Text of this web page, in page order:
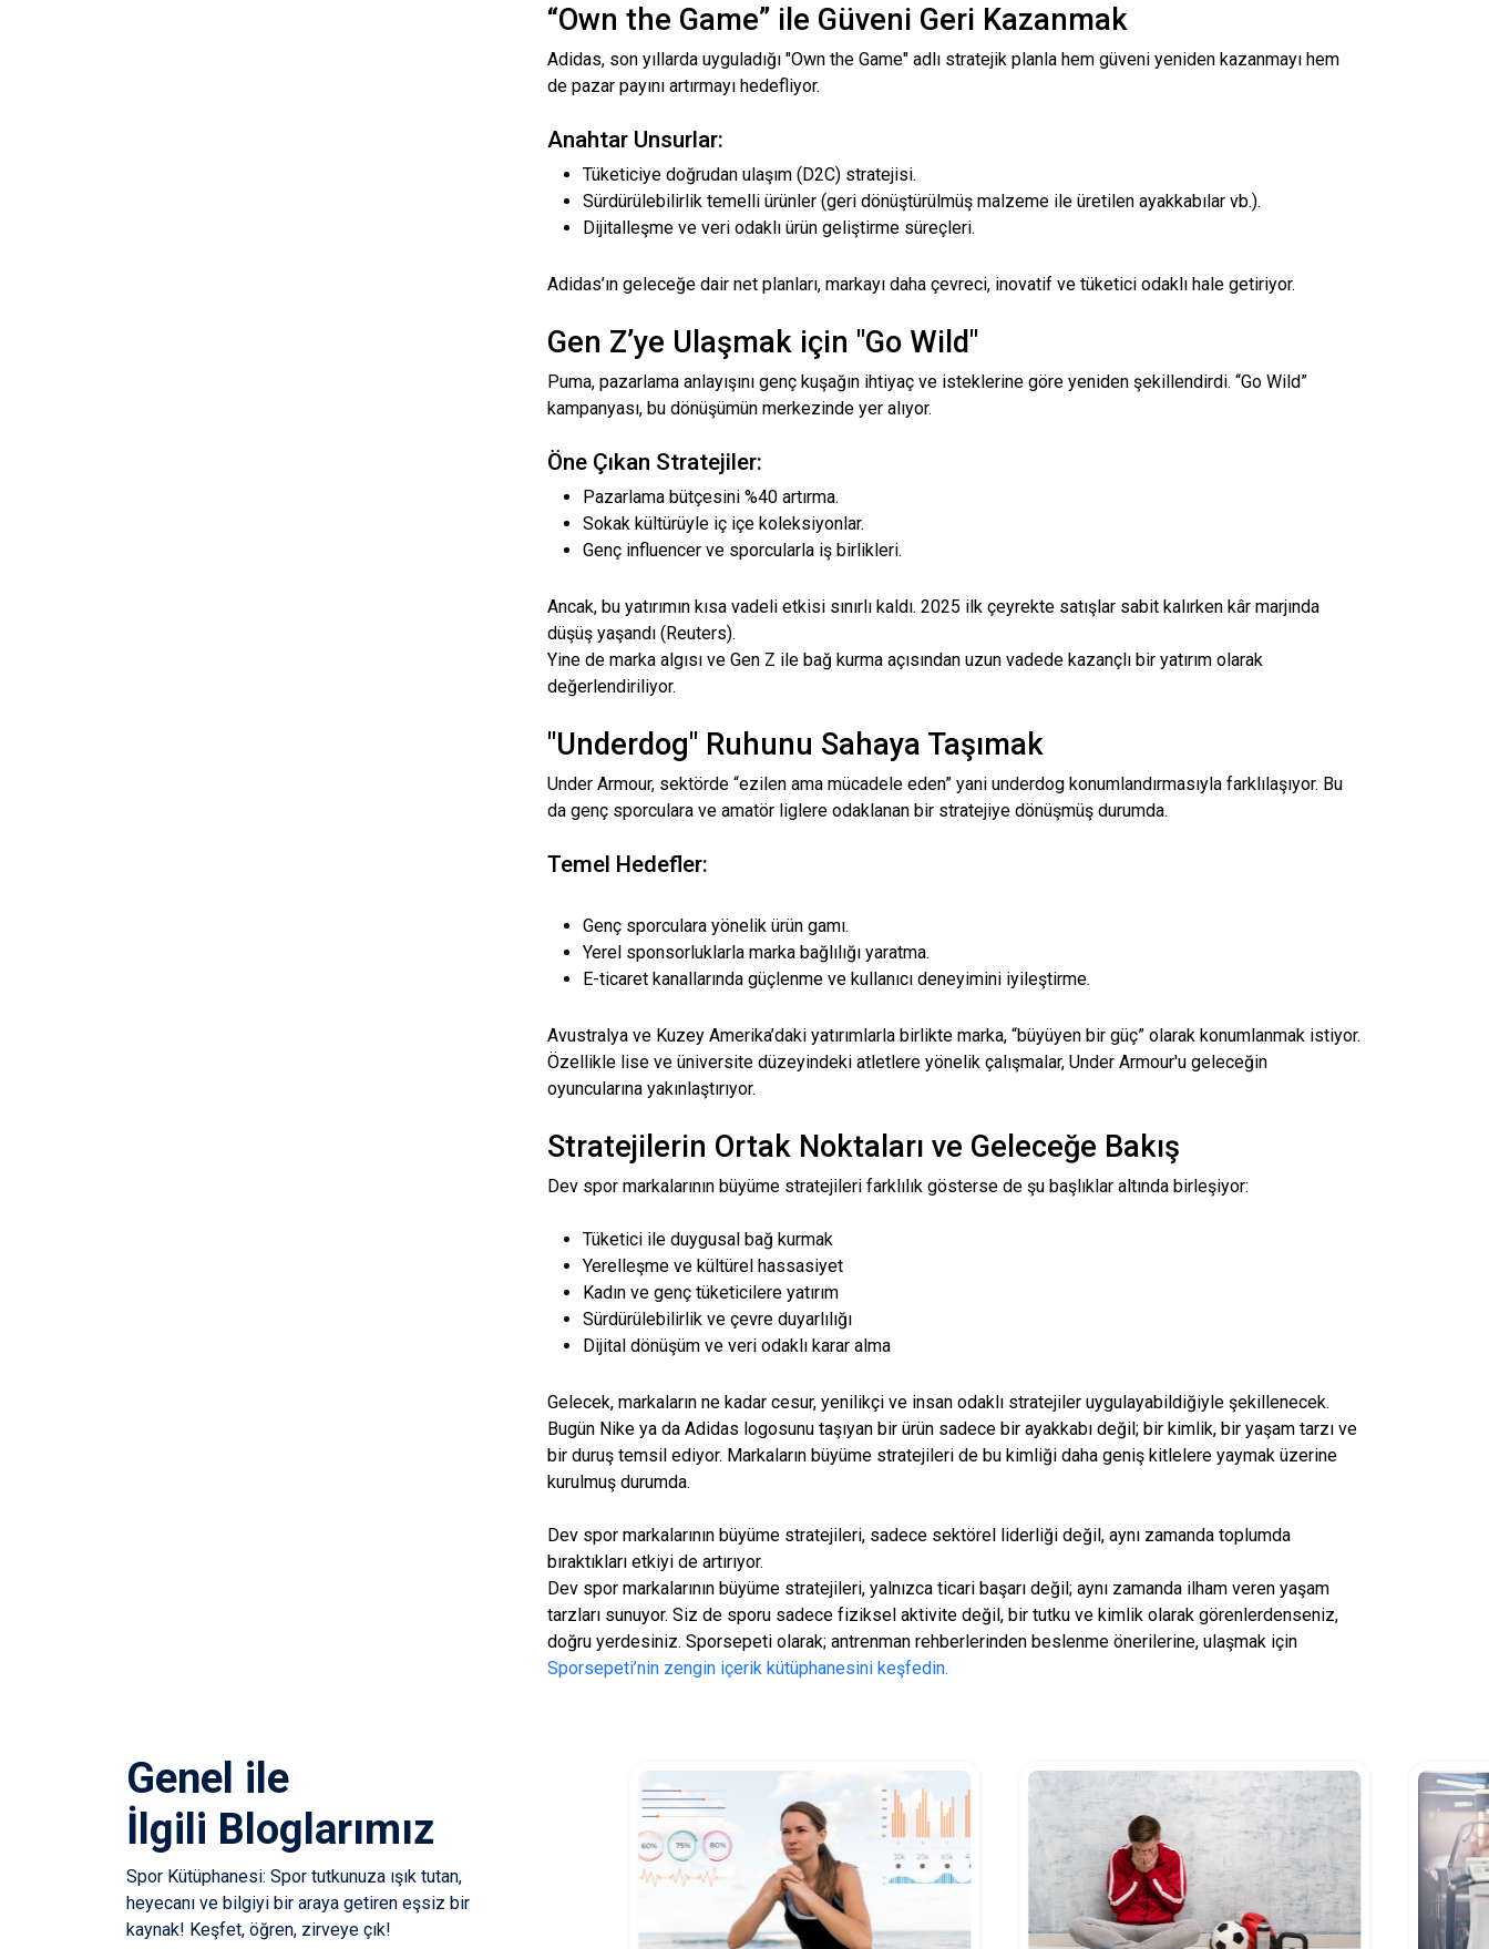
“Own the Game” ile Güveni Geri Kazanmak
Adidas, son yıllarda uyguladığı "Own the Game" adlı stratejik planla hem güveni yeniden kazanmayı hem
de pazar payını artırmayı hedefliyor.
Anahtar Unsurlar:
Tüketiciye doğrudan ulaşım (D2C) stratejisi.
Sürdürülebilirlik temelli ürünler (geri dönüştürülmüş malzeme ile üretilen ayakkabılar vb.).
Dijitalleşme ve veri odaklı ürün geliştirme süreçleri.
Adidas’ın geleceğe dair net planları, markayı daha çevreci, inovatif ve tüketici odaklı hale getiriyor.
Gen Z’ye Ulaşmak için "Go Wild"
Puma, pazarlama anlayışını genç kuşağın ihtiyaç ve isteklerine göre yeniden şekillendirdi. “Go Wild”
kampanyası, bu dönüşümün merkezinde yer alıyor.
Öne Çıkan Stratejiler:
Pazarlama bütçesini %40 artırma.
Sokak kültürüyle iç içe koleksiyonlar.
Genç influencer ve sporcularla iş birlikleri.
Ancak, bu yatırımın kısa vadeli etkisi sınırlı kaldı. 2025 ilk çeyrekte satışlar sabit kalırken kâr marjında
düşüş yaşandı (Reuters).
Yine de marka algısı ve Gen Z ile bağ kurma açısından uzun vadede kazançlı bir yatırım olarak
değerlendiriliyor.
"Underdog" Ruhunu Sahaya Taşımak
Under Armour, sektörde “ezilen ama mücadele eden” yani underdog konumlandırmasıyla farklılaşıyor. Bu
da genç sporculara ve amatör liglere odaklanan bir stratejiye dönüşmüş durumda.
Temel Hedefler:
Genç sporculara yönelik ürün gamı.
Yerel sponsorluklarla marka bağlılığı yaratma.
E-ticaret kanallarında güçlenme ve kullanıcı deneyimini iyileştirme.
Avustralya ve Kuzey Amerika’daki yatırımlarla birlikte marka, “büyüyen bir güç” olarak konumlanmak istiyor.
Özellikle lise ve üniversite düzeyindeki atletlere yönelik çalışmalar, Under Armour'u geleceğin
oyuncularına yakınlaştırıyor.
Stratejilerin Ortak Noktaları ve Geleceğe Bakış
Dev spor markalarının büyüme stratejileri farklılık gösterse de şu başlıklar altında birleşiyor:
Tüketici ile duygusal bağ kurmak
Yerelleşme ve kültürel hassasiyet
Kadın ve genç tüketicilere yatırım
Sürdürülebilirlik ve çevre duyarlılığı
Dijital dönüşüm ve veri odaklı karar alma
Gelecek, markaların ne kadar cesur, yenilikçi ve insan odaklı stratejiler uygulayabildiğiyle şekillenecek.
Bugün Nike ya da Adidas logosunu taşıyan bir ürün sadece bir ayakkabı değil; bir kimlik, bir yaşam tarzı ve
bir duruş temsil ediyor. Markaların büyüme stratejileri de bu kimliği daha geniş kitlelere yaymak üzerine
kurulmuş durumda.
Dev spor markalarının büyüme stratejileri, sadece sektörel liderliği değil, aynı zamanda toplumda
bıraktıkları etkiyi de artırıyor.
Dev spor markalarının büyüme stratejileri, yalnızca ticari başarı değil; aynı zamanda ilham veren yaşam
tarzları sunuyor. Siz de sporu sadece fiziksel aktivite değil, bir tutku ve kimlik olarak görenlerdenseniz,
doğru yerdesiniz. Sporsepeti olarak; antrenman rehberlerinden beslenme önerilerine, ulaşmak için
Sporsepeti’nin zengin içerik kütüphanesini keşfedin.
Genel ile
İlgili Bloglarımız
Spor Kütüphanesi: Spor tutkunuza ışık tutan,
heyecanı ve bilgiyi bir araya getiren eşsiz bir
kaynak! Keşfet, öğren, zirveye çık!